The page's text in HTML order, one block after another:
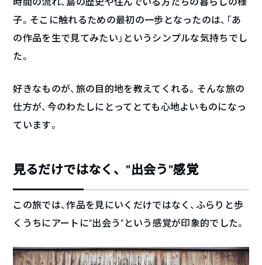
子。そこに触れるための最初の一歩となったのは、「あ
の作品を生で見てみたい」というシンプルな気持ちでし
た。
好きなものが、旅の目的地を教えてくれる。そんな旅の
仕方が、今のわたしにとってとても心地よいものになっ
ています。
見るだけではなく、“出会う”感覚
この旅では、作品を見にいくだけではなく、ふらりと歩
くうちにアートに“出会う”という感覚が印象的でした。